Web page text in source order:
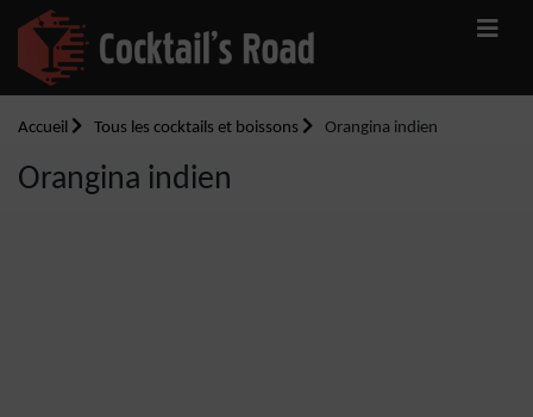
Accueil Tous les cocktails et boissons Orangina indien
Orangina indien